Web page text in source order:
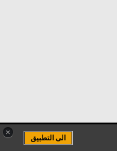
×
الى التطبيق